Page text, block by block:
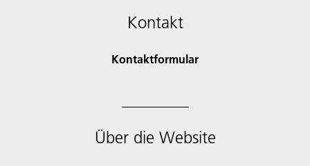
Kontakt
Kontaktformular
Über die Website